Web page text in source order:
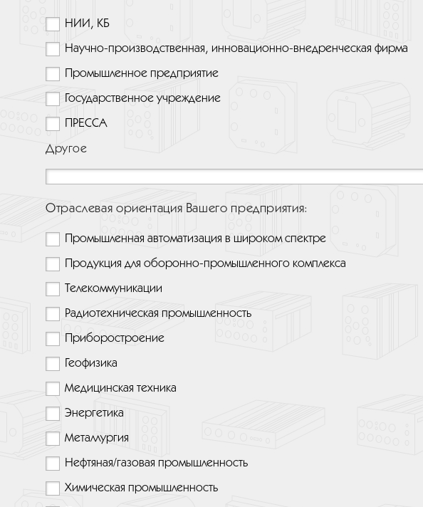
НИИ, КБ
Научно-производственная, инновационно-внедренческая фирма
Промышленное предприятие
Государственное учреждение
ПРЕССА
Другое
Отраслевая ориентация Вашего предприятия:
Промышленная автоматизация в широком спектре
Продукция для оборонно-промышленного комплекса
Телекоммуникации
Радиотехническая промышленность
Приборостроение
Геофизика
Медицинская техника
Энергетика
Металлургия
Нефтяная/газовая промышленность
Химическая промышленность